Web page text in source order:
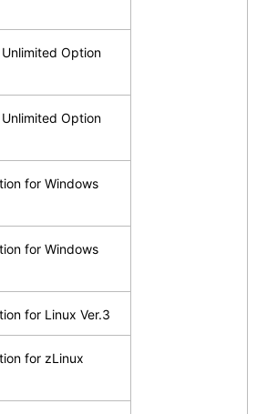
Option
Option
for Windows
for Windows
for Linux Ver.3
for zLinux